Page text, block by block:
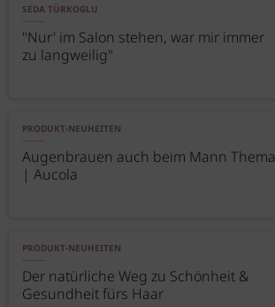
SEDA TÜRKOGLU
"Nur' im Salon stehen, war mir immer
zu langweilig"
PRODUKT-NEUHEITEN
Augenbrauen auch beim Mann Thema
| Aucola
PRODUKT-NEUHEITEN
Der natürliche Weg zu Schönheit &
Gesundheit fürs Haar